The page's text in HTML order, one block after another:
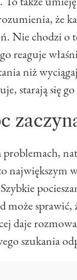
że
Nie chodzi o
reaguje
niż
starają się
największym
może sprawić,
daje
szukania